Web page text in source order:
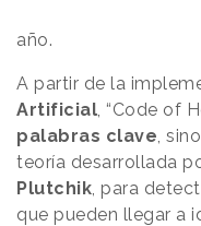
año.
A partir de la
Artificial, “Code of
palabras clave,
teoría desarrollada
Plutchik, para
que pueden llegar a